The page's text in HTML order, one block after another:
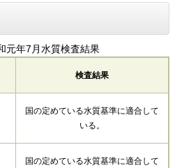
元年7月水質検査結果
検査結果
国の定めている水質基準に適合して
いる。
国の定めている水質基準に適合して